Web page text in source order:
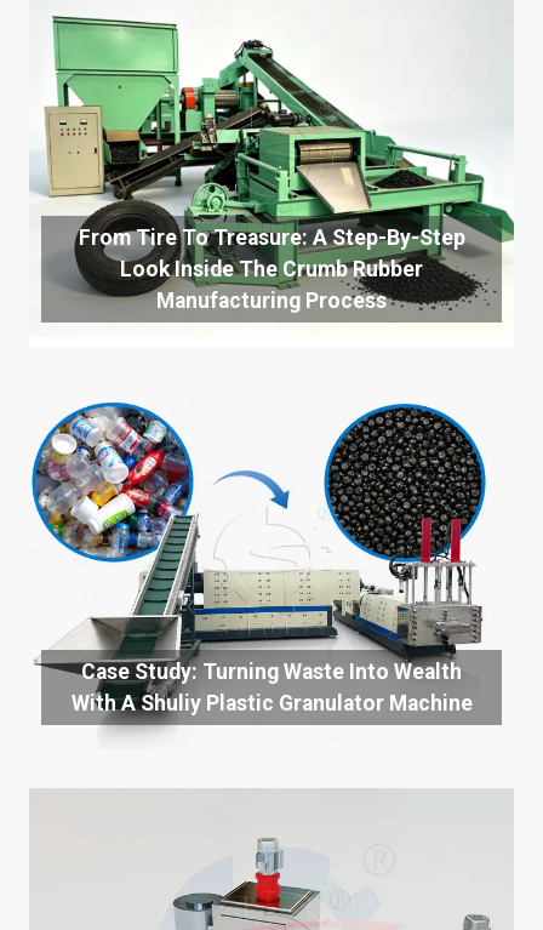
From Tire To Treasure: A Step-By-Step
Look Inside The Crumb Rubber
Manufacturing Process
Case Study: Turning Waste Into Wealth
With A Shuliy Plastic Granulator Machine